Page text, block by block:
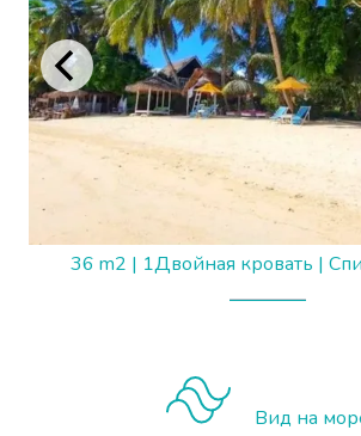
36 m2 | 1Двойная кровать |
Вид на